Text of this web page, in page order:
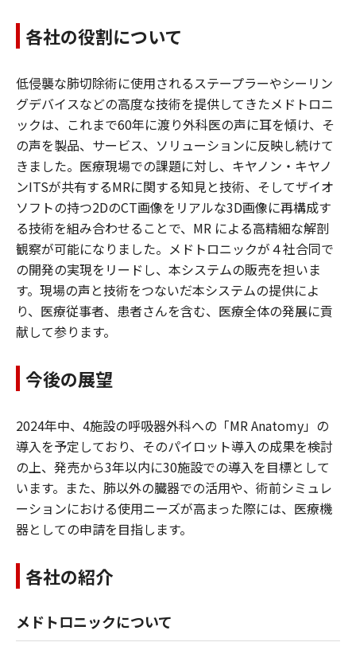
各社の役割について
低侵襲な肺切除術に使用されるステープラーやシーリン
グデバイスなどの高度な技術を提供してきたメドトロニ
ックは、これまで60年に渡り外科医の声に耳を傾け、そ
の声を製品、サービス、ソリューションに反映し続けて
きました。医療現場での課題に対し、キヤノン・キヤノ
ンITSが共有するMRに関する知見と技術、そしてザイオ
ソフトの持つ2DのCT画像をリアルな3D画像に再構成す
る技術を組み合わせることで、MR による高精細な解剖
観察が可能になりました。メドトロニックが４社合同で
の開発の実現をリードし、本システムの販売を担いま
す。現場の声と技術をつないだ本システムの提供によ
り、医療従事者、患者さんを含む、医療全体の発展に貢
献して参ります。
今後の展望
2024年中、4施設の呼吸器外科への「MR Anatomy」の
導入を予定しており、そのパイロット導入の成果を検討
の上、発売から3年以内に30施設での導入を目標として
います。また、肺以外の臓器での活用や、術前シミュレ
ーションにおける使用ニーズが高まった際には、医療機
器としての申請を目指します。
各社の紹介
メドトロニックについて